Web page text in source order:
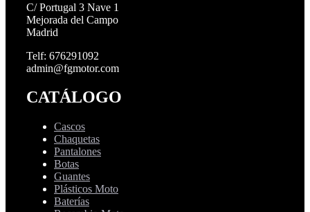
C/ Portugal 3 Nave 1
Mejorada del Campo
Madrid
Telf: 676291092
admin@fgmotor.com
CATÁLOGO
Cascos
Chaquetas
Pantalones
Botas
Guantes
Plásticos Moto
Baterías